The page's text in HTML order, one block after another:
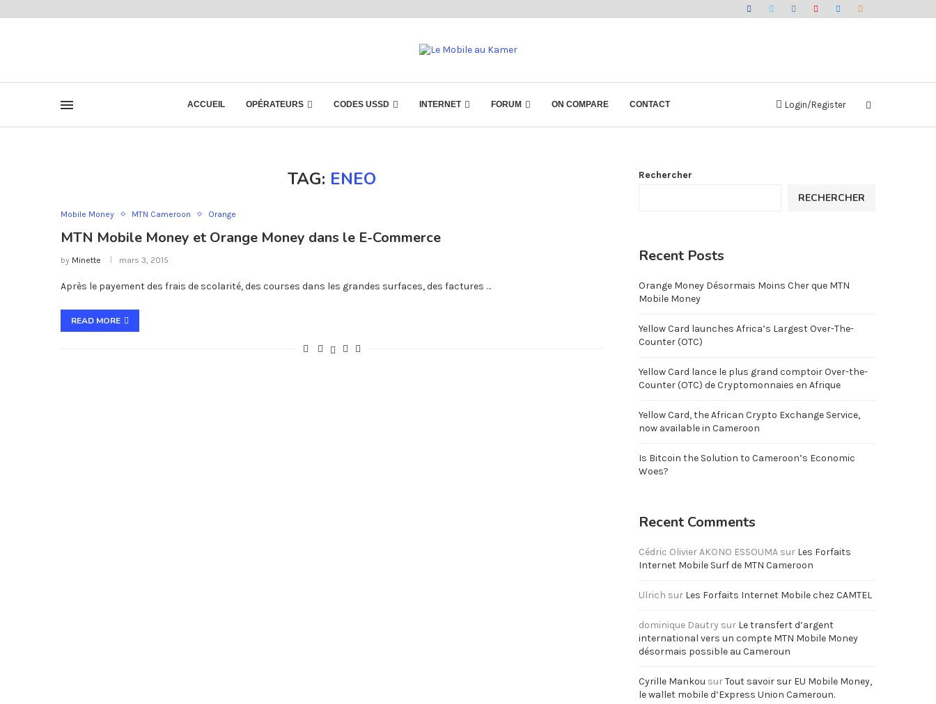
ACCUEIL OPÉRATEURS CODES USSD INTERNET FORUM ON COMPARE CONTACT Login/Register
TAG: ENEO
Mobile Money MTN Cameroon Orange
MTN Mobile Money et Orange Money dans le E-Commerce
by Minette mars 3, 2015
Après le payement des frais de scolarité, des courses dans les grandes surfaces, des factures …
READ MORE
Rechercher
RECHERCHER
Recent Posts
Orange Money Désormais Moins Cher que MTN
Mobile Money
Yellow Card launches Africa’s Largest Over-The-
Counter (OTC)
Yellow Card lance le plus grand comptoir Over-the-
Counter (OTC) de Cryptomonnaies en Afrique
Yellow Card, the African Crypto Exchange Service,
now available in Cameroon
Is Bitcoin the Solution to Cameroon’s Economic
Woes?
Recent Comments
Cédric Olivier AKONO ESSOUMA sur Les Forfaits
Internet Mobile Surf de MTN Cameroon
Ulrich sur Les Forfaits Internet Mobile chez CAMTEL
dominique Dautry sur Le transfert d’argent
international vers un compte MTN Mobile Money
désormais possible au Cameroun
Cyrille Mankou surTout savoir sur EU Mobile Money,
le wallet mobile d’Express Union Cameroun.